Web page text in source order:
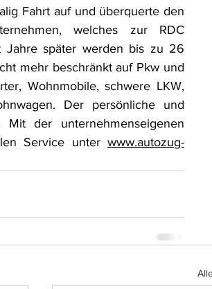
Fahrt auf und überquerte den
welches zur RDC
Jahre später werden bis zu 26
mehr beschränkt auf Pkw und
Wohnmobile, schwere LKW,
Der persönliche und
der unternehmenseigenen
Service unter www.autozug-